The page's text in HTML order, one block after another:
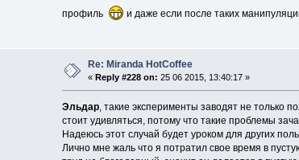
профиль
и даже если после таких
Re: Miranda HotCoffee
« Reply #228 on: 25 06 2015, 13:40:17 »
Эльдар, такие эксперименты заводят не только
стоит удивляться, потому что такие проблемы
Надеюсь этот случай будет уроком для других
Лично мне жаль что я потратил свое время в